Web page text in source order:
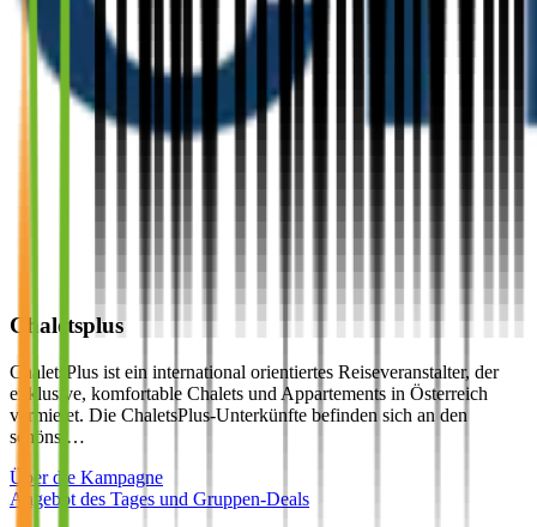
Chaletsplus
ChaletsPlus ist ein international orientiertes Reiseveranstalter, der
exklusive, komfortable Chalets und Appartements in Österreich
vermietet. Die ChaletsPlus-Unterkünfte befinden sich an den
schönst…
Über die Kampagne
Angebot des Tages und Gruppen-Deals